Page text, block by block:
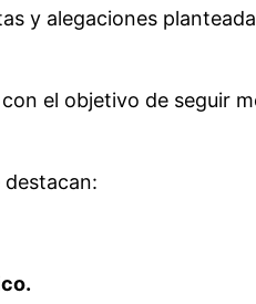
y alegaciones
el objetivo de seguir